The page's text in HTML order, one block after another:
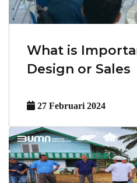
What is
Design or Sales
27 Februari 2024